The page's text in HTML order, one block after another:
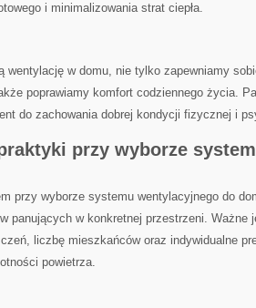
i​ minimalizowania strat ciepła.
wentylację w domu, nie tylko zapewniamy
poprawiamy komfort codziennego życia.
do ⁢zachowania dobrej kondycji fizycznej i
przy ‍wyborze
przy wyborze systemu wentylacyjnego do
panujących w konkretnej przestrzeni. Ważne
liczbę mieszkańców oraz indywidualne
powietrza.